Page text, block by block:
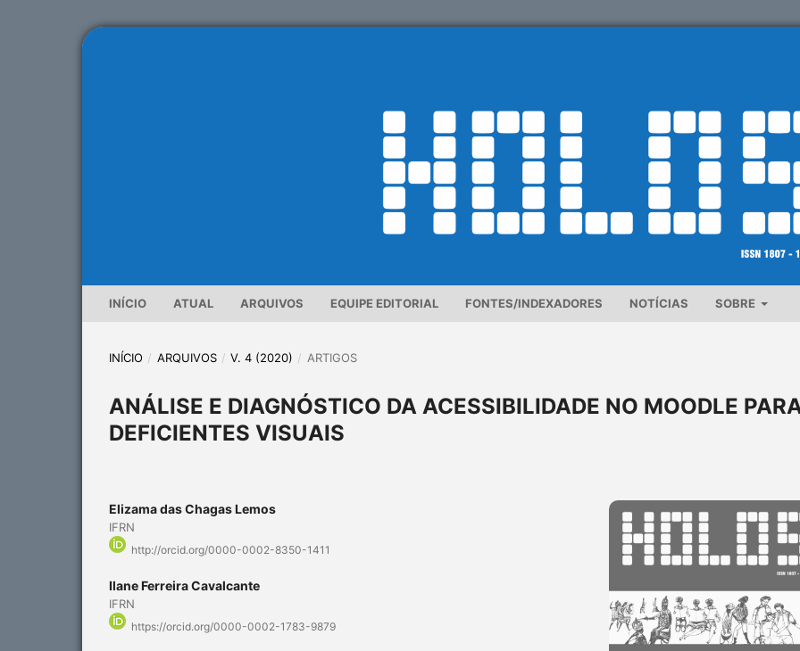
INÍCIO ATUAL ARQUIVOS EQUIPE EDITORIAL FONTES/INDEXADORES NOTÍCIAS SOBRE
INÍCIO / ARQUIVOS / V. 4 (2020) / ARTIGOS
ANÁLISE E DIAGNÓSTICO DA ACESSIBILIDADE NO MOODLE
DEFICIENTES VISUAIS
Elizama das Chagas Lemos
IFRN
http://orcid.org/0000-0002-8350-1411
Ilane Ferreira Cavalcante
IFRN
https://orcid.org/0000-0002-1783-9879